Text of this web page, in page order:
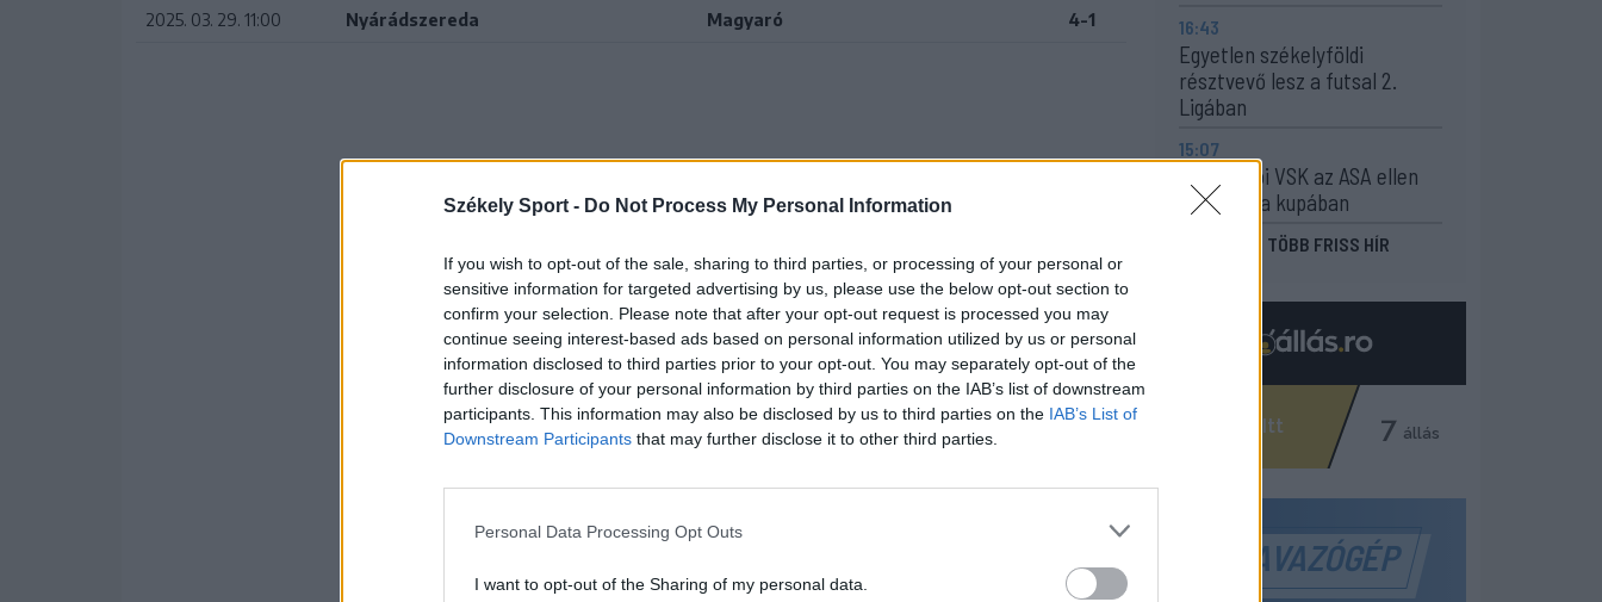
Székely Sport - Do Not Process My Personal Information
If you wish to opt-out of the sale, sharing to third parties, or processing of your personal or
sensitive information for targeted advertising by us, please use the below opt-out section to
confirm your selection. Please note that after your opt-out request is processed you may
continue seeing interest-based ads based on personal information utilized by us or personal
information disclosed to third parties prior to your opt-out. You may separately opt-out of the
further disclosure of your personal information by third parties on the IAB’s list of downstream
participants. This information may also be disclosed by us to third parties on the IAB’s List of
Downstream Participants that may further disclose it to other third parties.
Personal Data Processing Opt Outs
I want to opt-out of the Sharing of my personal data.
2025. 03. 29. 11:00 Nyárádszereda Magyaró 4-1 16:43
Egyetlen székelyföldi
résztvevő lesz a futsal 2.
Ligában
15:07
A Gyergyói VSK az ASA ellen
folytatja a kupában
MÉG TÖBB FRISS HÍR
SZAVAZÓGÉP